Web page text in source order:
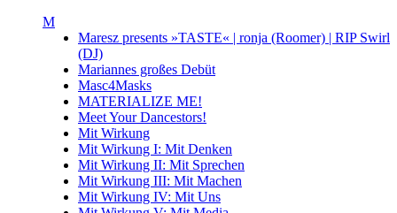
M
Maresz presents »TASTE« | ronja (Roomer) | RIP Swirl
(DJ)
Mariannes großes Debüt
Masc4Masks
MATERIALIZE ME!
Meet Your Dancestors!
Mit Wirkung
Mit Wirkung I: Mit Denken
Mit Wirkung II: Mit Sprechen
Mit Wirkung III: Mit Machen
Mit Wirkung IV: Mit Uns